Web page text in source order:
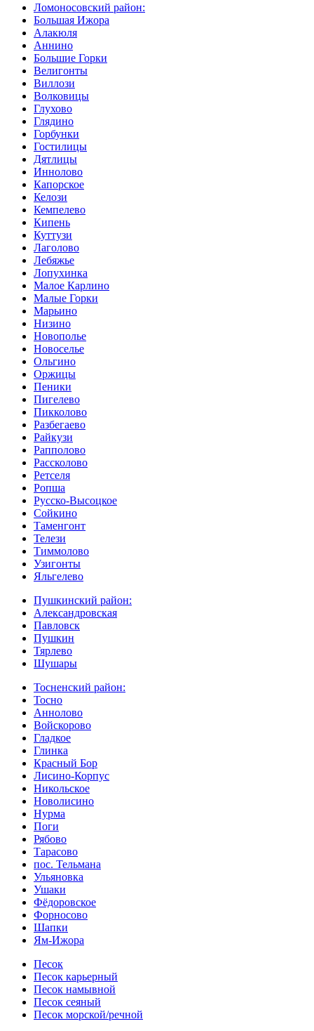
Ломоносовский район:
Большая Ижора
Алакюля
Аннино
Большие Горки
Велигонты
Виллози
Волковицы
Глухово
Глядино
Горбунки
Гостилицы
Дятлицы
Иннолово
Капорское
Келози
Кемпелево
Кипень
Куттузи
Лаголово
Лебяжье
Лопухинка
Малое Карлино
Малые Горки
Марьино
Низино
Новополье
Новоселье
Ольгино
Оржицы
Пеники
Пигелево
Пикколово
Разбегаево
Райкузи
Рапполово
Рассколово
Ретселя
Ропша
Русско-Высоцкое
Сойкино
Таменгонт
Телези
Тиммолово
Узигонты
Яльгелево
Пушкинский район:
Александровская
Павловск
Пушкин
Тярлево
Шушары
Тосненский район:
Тосно
Аннолово
Войскорово
Гладкое
Глинка
Красный Бор
Лисино-Корпус
Никольское
Новолисино
Нурма
Поги
Рябово
Тарасово
пос. Тельмана
Ульяновка
Ушаки
Фёдоровское
Форносово
Шапки
Ям-Ижора
Песок
Песок карьерный
Песок намывной
Песок сеяный
Песок морской/речной